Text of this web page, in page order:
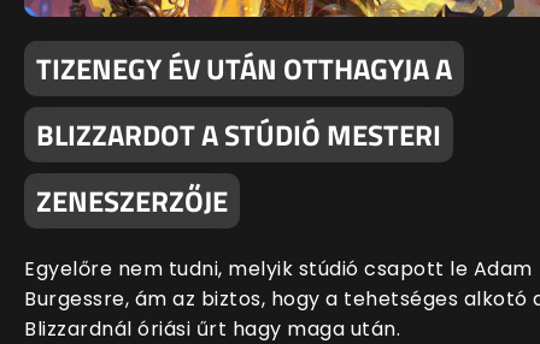
TIZENEGY ÉV UTÁN OTTHAGYJA A
BLIZZARDOT A STÚDIÓ MESTERI
ZENESZERZŐJE
Egyelőre nem tudni, melyik stúdió csapott le Adam
Burgessre, ám az biztos, hogy a tehetséges alkotó
Blizzardnál óriási űrt hagy maga után.